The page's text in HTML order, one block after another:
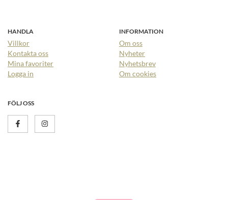
HANDLA
Villkor
Kontakta oss
Mina favoriter
Logga in
INFORMATION
Om oss
Nyheter
Nyhetsbrev
Om cookies
FÖLJ OSS